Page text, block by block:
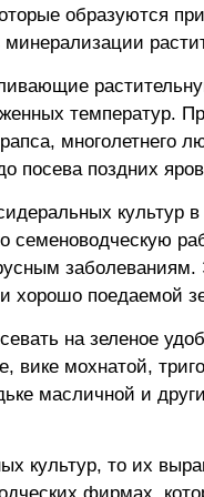
образуются
температур.
многолетнего
посева поздних
культур
семеноводческую
хорошо поедаемой
на зеленое
вике мохнатой,
масличной и
культур, то их